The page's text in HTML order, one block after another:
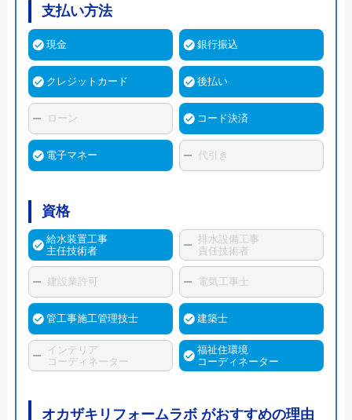
支払い方法
現金 銀行振込
クレジットカード 後払い
ローン コード決済
電子マネー 代引き
資格
給水装置工事
主任技術者
排水設備工事
責任技術者
建設業許可 電気工事士
管工事施工管理技士 建築士
インテリア
コーディネーター
福祉住環境
コーディネーター
オカザキリフォームラボ がおすすめの理由